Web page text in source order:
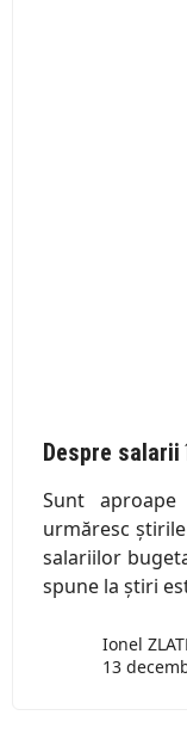
Despre
Sunt
urmăresc
salariilor
spune la știri
Ionel
13